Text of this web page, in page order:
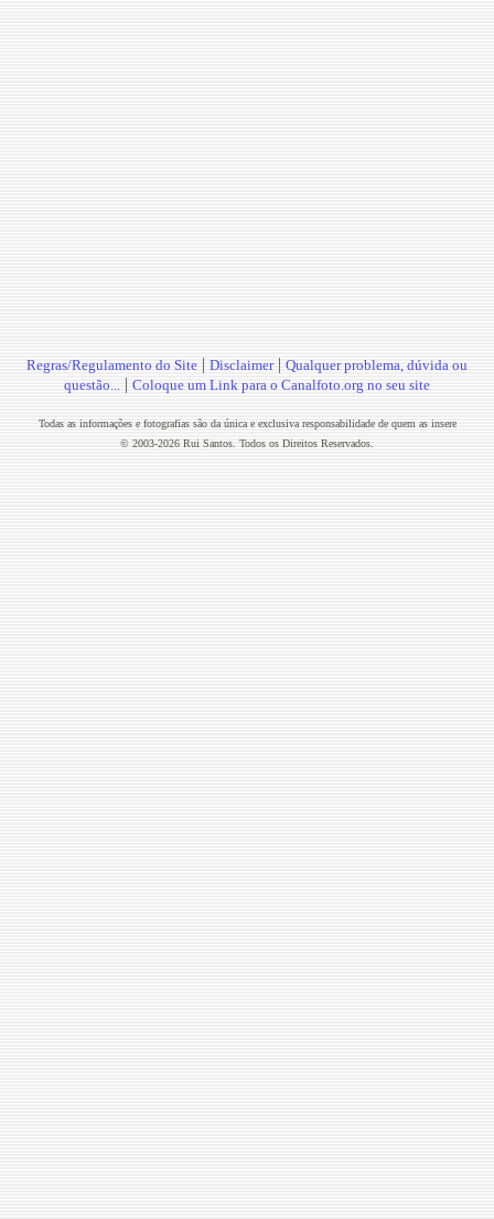
Regras/Regulamento do Site | Disclaimer| Qualquer problema, dúvida ou
questão... | Coloque um Link para o Canalfoto.org no seu site
Todas as informações e fotografias são da única e exclusiva responsabilidade de quem as insere
© 2003-2026 Rui Santos. Todos os Direitos Reservados.